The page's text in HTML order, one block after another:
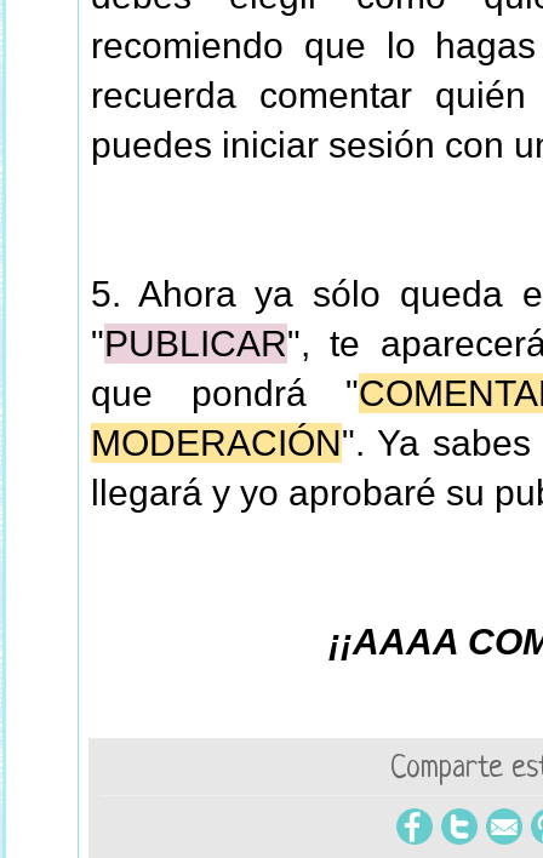
recomiendo que lo
recuerda comentar
puedes iniciar sesión con
5. Ahora ya sólo queda
"PUBLICAR", te
que pondrá "
MODERACIÓN". Ya
llegará y yo aprobaré su
¡¡AAAA
Comparte